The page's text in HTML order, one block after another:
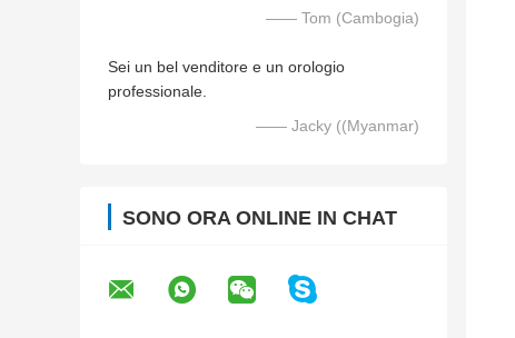
—— Tom (Cambogia)
Sei un bel venditore e un orologio
professionale.
—— Jacky ((Myanmar)
SONO ORA ONLINE IN CHAT